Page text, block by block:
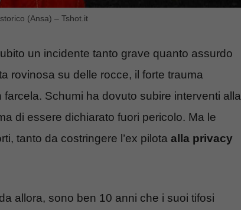
(Ansa) – Tshot.it
un incidente tanto grave quanto assurdo
rovinosa su delle rocce, il forte trauma
Schumi ha dovuto subire interventi alla
di essere dichiarato fuori pericolo. Ma le
tanto da costringere l’ex pilota alla privacy
allora, sono ben 10 anni che i suoi tifosi